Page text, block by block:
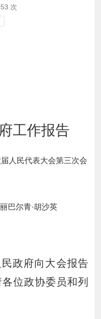
次
工作报告
人民代表大会第三次会
巴尔青·胡沙英
政府向大会报告
位政协委员和列